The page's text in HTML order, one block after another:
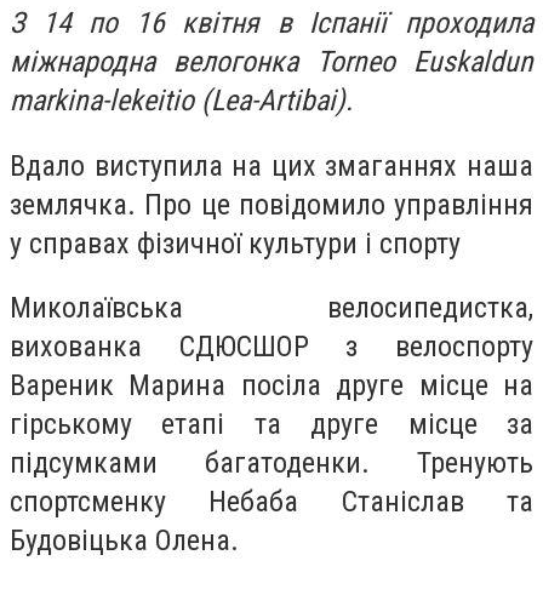
З 14 по 16 квітня в Іспанії проходила
міжнародна велогонка Torneo Euskaldun
markina-lekeitio (Lea-Artibai).
Вдало виступила на цих змаганнях наша
землячка. Про це повідомило управління
у справах фізичної культури і спорту
Миколаївська велосипедистка,
вихованка СДЮСШОР з велоспорту
Вареник Марина посіла друге місце на
гірському етапі та друге місце за
підсумками багатоденки. Тренують
спортсменку Небаба Станіслав та
Будовіцька Олена.